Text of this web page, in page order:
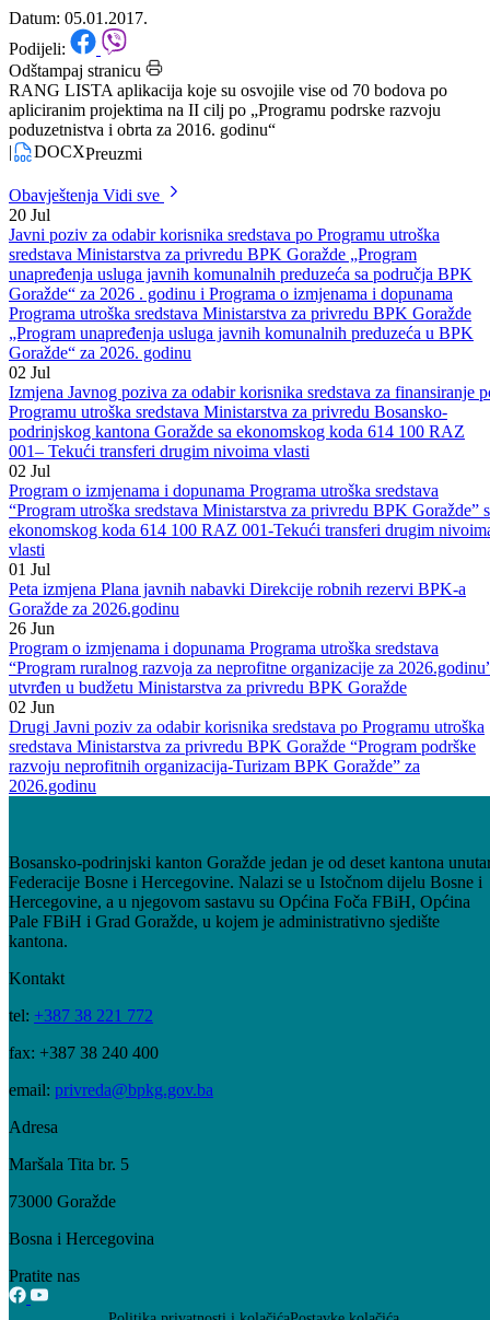
Datum: 05.01.2017.
Podijeli:
Odštampaj stranicu
RANG LISTA aplikacija koje su osvojile vise od 70 bodova po
apliciranim projektima na II cilj po „Programu podrske razvoju
poduzetnistva i obrta za 2016. godinu“
|
DOCXPreuzmi
Obavještenja Vidi sve
20 Jul
Javni poziv za odabir korisnika sredstava po Programu utroška
sredstava Ministarstva za privredu BPK Goražde „Program
unapređenja usluga javnih komunalnih preduzeća sa područja BPK
Goražde“ za 2026 . godinu i Programa o izmjenama i dopunama
Programa utroška sredstava Ministarstva za privredu BPK Goražde
„Program unapređenja usluga javnih komunalnih preduzeća u BPK
Goražde“ za 2026. godinu
02 Jul
Izmjena Javnog poziva za odabir korisnika sredstava za finansiranje
Programu utroška sredstava Ministarstva za privredu Bosansko-
podrinjskog kantona Goražde sa ekonomskog koda 614 100 RAZ
001– Tekući transferi drugim nivoima vlasti
02 Jul
Program o izmjenama i dopunama Programa utroška sredstava
“Program utroška sredstava Ministarstva za privredu BPK Goražde”
ekonomskog koda 614 100 RAZ 001-Tekući transferi drugim
vlasti
01 Jul
Peta izmjena Plana javnih nabavki Direkcije robnih rezervi BPK-a
Goražde za 2026.godinu
26 Jun
Program o izmjenama i dopunama Programa utroška sredstava
“Program ruralnog razvoja za neprofitne organizacije za
utvrđen u budžetu Ministarstva za privredu BPK Goražde
02 Jun
Drugi Javni poziv za odabir korisnika sredstava po Programu utroška
sredstava Ministarstva za privredu BPK Goražde “Program podrške
razvoju neprofitnih organizacija-Turizam BPK Goražde” za
2026.godinu
Bosansko-podrinjski kanton Goražde jedan je od deset kantona
Federacije Bosne i Hercegovine. Nalazi se u Istočnom dijelu Bosne i
Hercegovine, a u njegovom sastavu su Općina Foča FBiH, Općina
Pale FBiH i Grad Goražde, u kojem je administrativno sjedište
kantona.
Kontakt
tel: +387 38 221 772
fax: +387 38 240 400
email: privreda@bpkg.gov.ba
Adresa
Maršala Tita br. 5
73000 Goražde
Bosna i Hercegovina
Pratite nas